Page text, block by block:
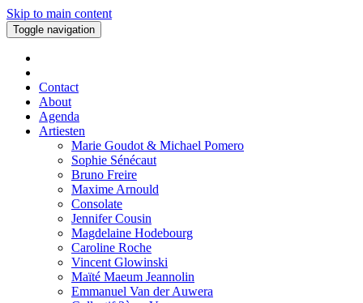
Skip to main content
Toggle navigation
Contact
About
Agenda
Artiesten
Marie Goudot & Michael Pomero
Sophie Sénécaut
Bruno Freire
Maxime Arnould
Consolate
Jennifer Cousin
Magdelaine Hodebourg
Caroline Roche
Vincent Glowinski
Maïté Maeum Jeannolin
Emmanuel Van der Auwera